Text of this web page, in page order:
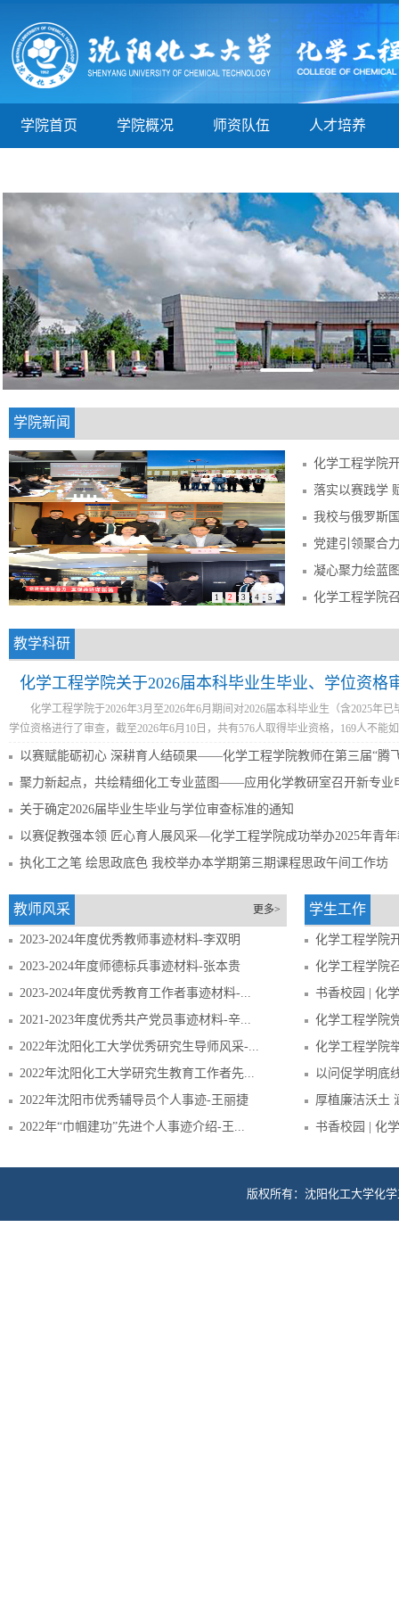
学院首页 学院概况 师资队伍 人才培养
学院新闻
1 2 3 4 5
教学科研
化学工程学院关于2026届本科毕业生毕业、学位资格
化学工程学院于2026年3月至2026年6月期间对2026届本科毕业生（含2025年
学位资格进行了审查，截至2026年6月10日，共有576人取得毕业资格，169人不能
聚力新起点，共绘精细化工专业蓝图——应用化学教研室召开新专业
关于确定2026届毕业生毕业与学位审查标准的通知
以赛促教强本领 匠心育人展风采—化学工程学院成功举办2025年青
执化工之笔 绘思政底色 我校举办本学期第三期课程思政午间工作坊
教师风采 更多>
2023-2024年度优秀教师事迹材料-李双明
2023-2024年度师德标兵事迹材料-张本贵
2023-2024年度优秀教育工作者事迹材料-...
2021-2023年度优秀共产党员事迹材料-辛...
2022年沈阳化工大学优秀研究生导师风采-...
2022年沈阳化工大学研究生教育工作者先...
2022年沈阳市优秀辅导员个人事迹-王丽捷
2022年“巾帼建功”先进个人事迹介绍-王...
学生工作
化学工程学院
化学工程学院
书香校园 | 化
化学工程学院
化学工程学院
以问促学明底
厚植廉洁沃土
书香校园 | 化
版权所有：沈阳化工大学化